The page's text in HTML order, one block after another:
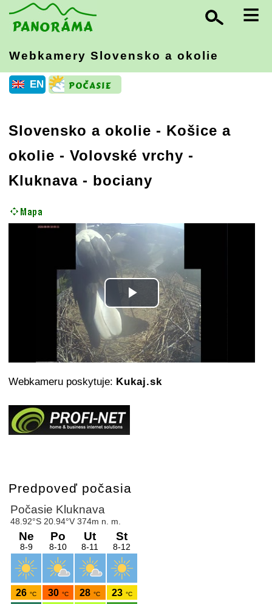
≡
Webkamery Slovensko a okolie
EN
Slovensko a okolie - Košice a
okolie - Volovské vrchy -
Kluknava - bociany
Play
Video
Webkameru poskytuje: Kukaj.sk
Predpoveď počasia